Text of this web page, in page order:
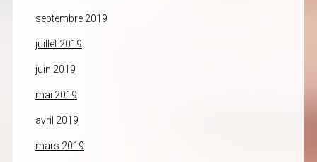
septembre 2019
juillet 2019
juin 2019
mai 2019
avril 2019
mars 2019